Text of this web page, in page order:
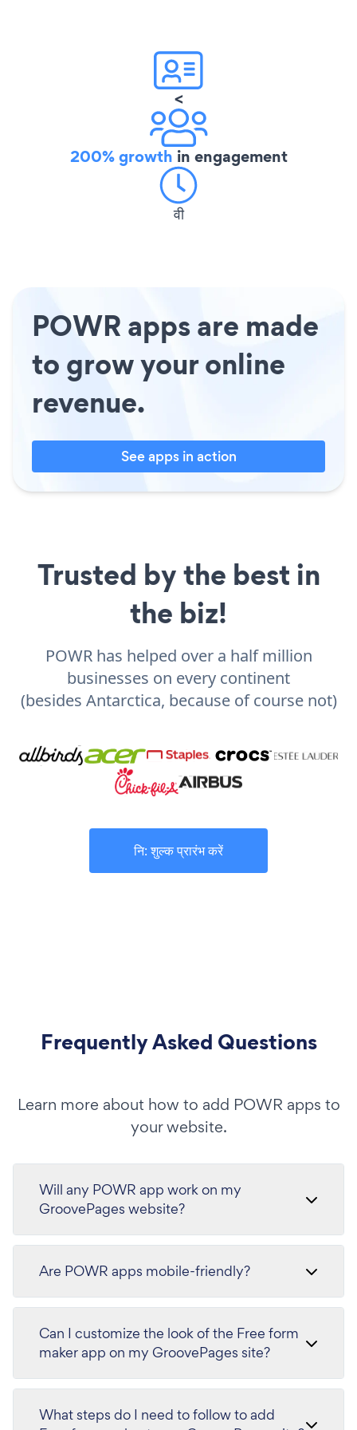
<
200% growth in engagement
वी
POWR apps are made
to grow your online
revenue.
See apps in action
Trusted by the best in
the biz!
POWR has helped over a half million
businesses on every continent
(besides Antarctica, because of course not)
नि: शुल्क प्रारंभ करें
Frequently Asked Questions
Learn more about how to add POWR apps to
your website.
Will any POWR app work on my
GroovePages website?
Are POWR apps mobile-friendly?
Can I customize the look of the Free form
maker app on my GroovePages site?
What steps do I need to follow to add